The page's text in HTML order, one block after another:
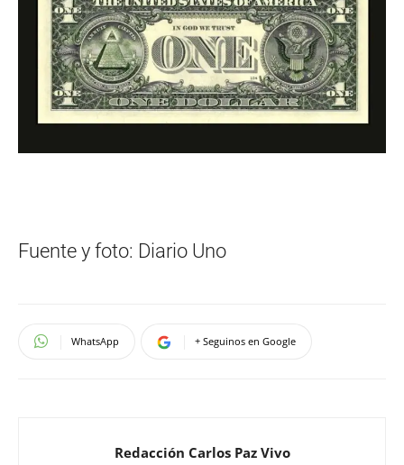
Fuente y foto: Diario Uno
WhatsApp + Seguinos en Google
Redacción Carlos Paz Vivo